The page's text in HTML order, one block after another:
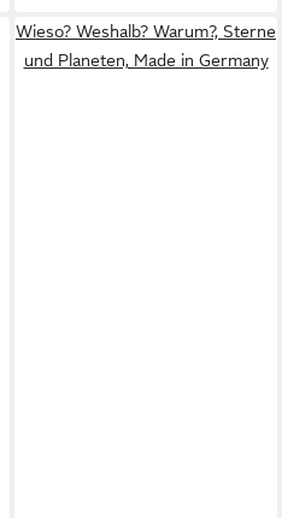
Wieso? Weshalb? Warum?, Sterne
und Planeten, Made in Germany